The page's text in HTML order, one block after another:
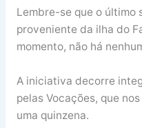
Lembre-se que o último
proveniente da ilha do
momento, não há
A iniciativa decorre
pelas Vocações, que
uma quinzena.